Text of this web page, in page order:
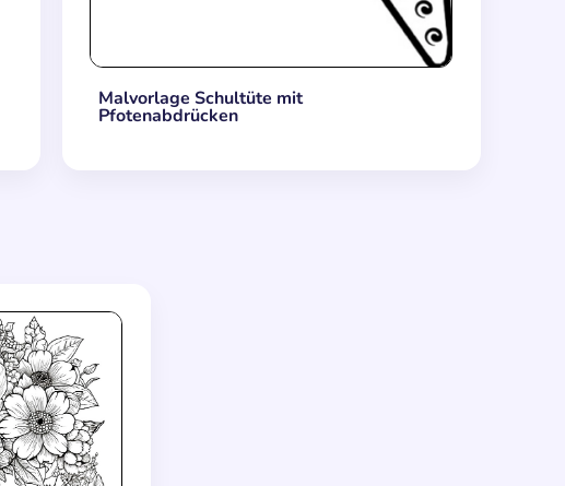
Malvorlage Schultüte mit
Pfotenabdrücken